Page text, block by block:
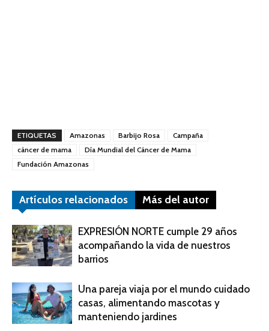
ETIQUETAS Amazonas Barbijo Rosa
Campaña
cáncer de mama
Día Mundial del Cáncer de Mama
Fundación Amazonas
Artículos relacionados Más del autor
EXPRESIÓN NORTE cumple 29 años
acompañando la vida de nuestros
barrios
Una pareja viaja por el mundo cuidado
casas, alimentando mascotas y
manteniendo jardines